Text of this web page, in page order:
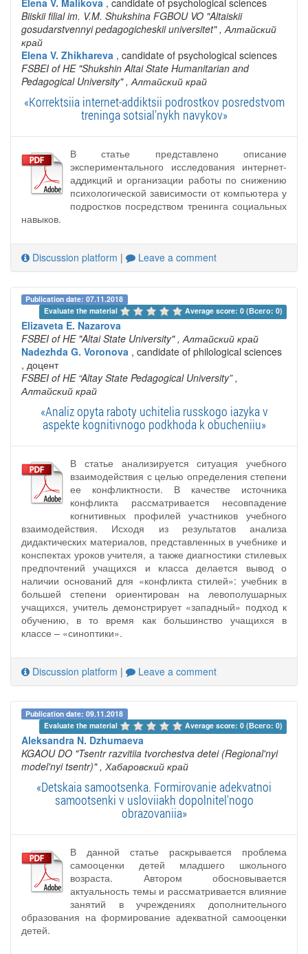
Biiskii filial im. V.M. Shukshina FGBOU VO "Altaiskii
gosudarstvennyi pedagogicheskii universitet" , Алтайский
край
Elena V. Zhikhareva , candidate of psychological sciences
FSBEI of HE "Shukshin Altai State Humanitarian and
Pedagogical University" , Алтайский край
«Korrektsiia internet-addiktsii podrostkov posredstvom
treninga sotsial'nykh navykov»
В статье представлено описание
экспериментального исследования интернет-
аддикций и организации работы по снижению
психологической зависимости от компьютера у
подростков посредством тренинга социальных
навыков.
Discussion platform | Leave a comment
Publication date: 07.11.2018
Evaluate the material
Average score: 0 (Всего: 0)
Elizaveta E. Nazarova
FSBEI of HE "Altai State University" , Алтайский край
Nadezhda G. Voronova , candidate of philological sciences
, доцент
FSBEI of HE “Altay State Pedagogical University” ,
Алтайский край
«Analiz opyta raboty uchitelia russkogo iazyka v
aspekte kognitivnogo podkhoda k obucheniiu»
В статье анализируется ситуация учебного
взаимодействия с целью определения степени
ее конфликтности. В качестве источника
конфликта рассматривается несовпадение
когнитивных профилей участников учебного
взаимодействия. Исходя из результатов анализа
дидактических материалов, представленных в учебнике и
конспектах уроков учителя, а также диагностики стилевых
предпочтений учащихся и класса делается вывод о
наличии оснований для «конфликта стилей»: учебник в
большей степени ориентирован на левополушарных
учащихся, учитель демонстрирует «западный» подход к
обучению, в то время как большинство учащихся в
классе – «синоптики».
Discussion platform | Leave a comment
Publication date: 09.11.2018
Evaluate the material
Average score: 0 (Всего: 0)
Aleksandra N. Dzhumaeva
KGAOU DO "Tsentr razvitiia tvorchestva detei (Regional'nyi
model'nyi tsentr)" , Хабаровский край
«Detskaia samootsenka. Formirovanie adekvatnoi
samootsenki v usloviiakh dopolnitel'nogo
obrazovaniia»
В данной статье раскрывается проблема
самооценки детей младшего школьного
возраста. Автором обосновывается
актуальность темы и рассматривается влияние
занятий в учреждениях дополнительного
образования на формирование адекватной самооценки
детей.